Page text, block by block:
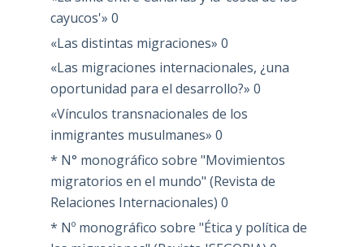
cayucos'» 0
«Las distintas migraciones» 0
«Las migraciones internacionales, ¿una
oportunidad para el desarrollo?» 0
«Vínculos transnacionales de los
inmigrantes musulmanes» 0
* N° monográfico sobre "Movimientos
migratorios en el mundo" (Revista de
Relaciones Internacionales) 0
* Nº monográfico sobre "Ética y política de